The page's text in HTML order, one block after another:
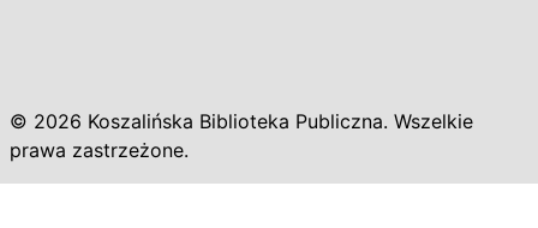
© 2026 Koszalińska Biblioteka Publiczna. Wszelkie
prawa zastrzeżone.